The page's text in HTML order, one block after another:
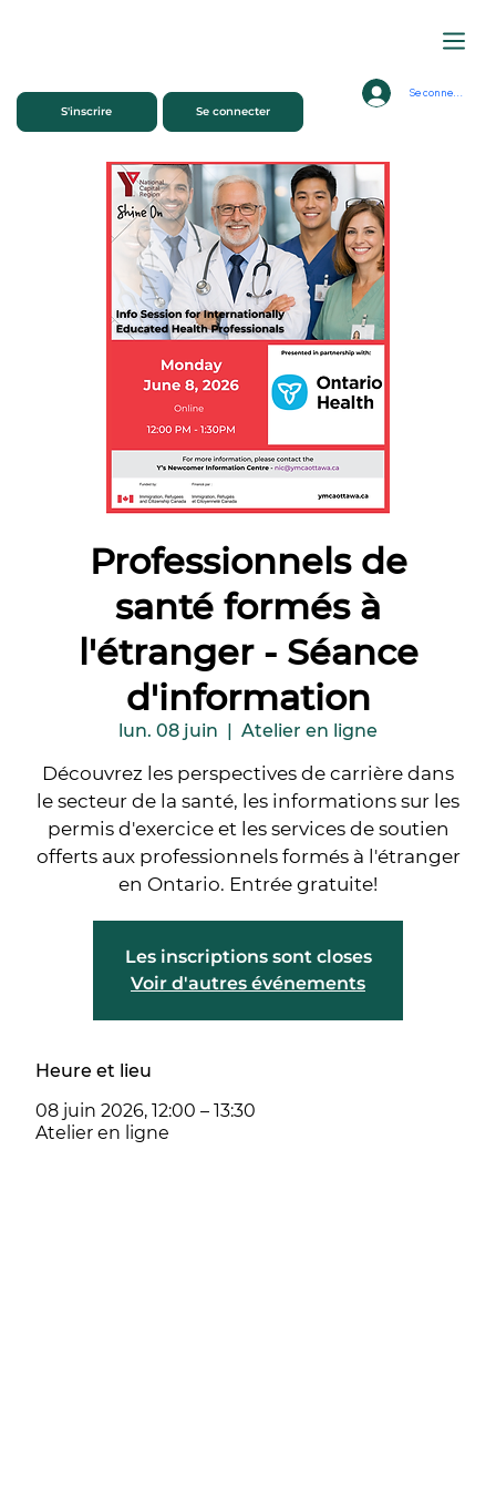
Se connecter
S'inscrire Se connecter
Professionnels de
santé formés à
l'étranger - Séance
d'information
lun. 08 juin
  |
Atelier en ligne
Découvrez les perspectives de carrière dans
le secteur de la santé, les informations sur les
permis d'exercice et les services de soutien
offerts aux professionnels formés à l'étranger
en Ontario. Entrée gratuite!
Les inscriptions sont closes
Voir d'autres événements
Heure et lieu
08 juin 2026, 12:00 – 13:30
Atelier en ligne